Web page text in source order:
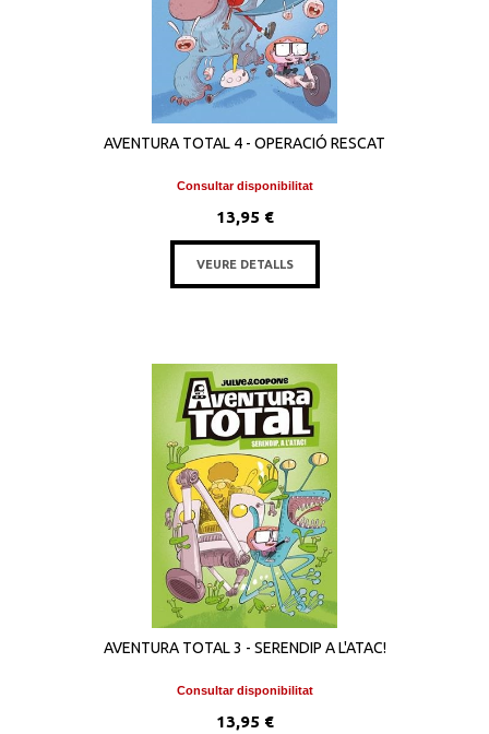
AVENTURA TOTAL 4 - OPERACIÓ RESCAT
Consultar disponibilitat
13,95 €
VEURE DETALLS
AVENTURA TOTAL 3 - SERENDIP A L'ATAC!
Consultar disponibilitat
13,95 €